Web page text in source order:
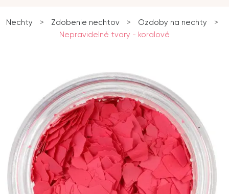
Nechty > Zdobenie nechtov > Ozdoby na nechty
>
Nepravidelné tvary - koralové